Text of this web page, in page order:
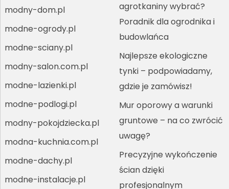
modny-dom.pl
modne-ogrody.pl
modne-sciany.pl
modny-salon.com.pl
modne-lazienki.pl
modne-podlogi.pl
modny-pokojdziecka.pl
modna-kuchnia.com.pl
modne-dachy.pl
modne-instalacje.pl
agrotkaniny wybrać?
Poradnik dla ogrodnika i
budowlańca
Najlepsze ekologiczne
tynki – podpowiadamy,
gdzie je zamówisz!
Mur oporowy a warunki
gruntowe – na co zwrócić
uwagę?
Precyzyjne wykończenie
ścian dzięki
profesjonalnym